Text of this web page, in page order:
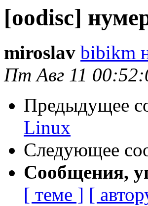
[oodisc]
miroslav bibikm
Пт Авг 11
Предыдущее
Linux
Следующее
Сообщения,
[ теме ] [